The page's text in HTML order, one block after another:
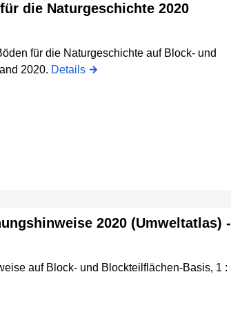
die Naturgeschichte 2020
für die Naturgeschichte auf Block- und
2020. Details
2020 (Umweltatlas) -
auf Block- und Blockteilflächen-Basis, 1 :